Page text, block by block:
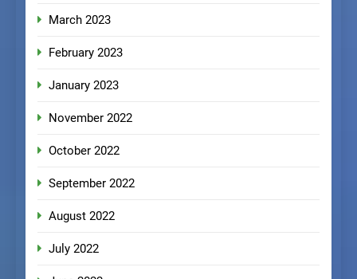
March 2023
February 2023
January 2023
November 2022
October 2022
September 2022
August 2022
July 2022